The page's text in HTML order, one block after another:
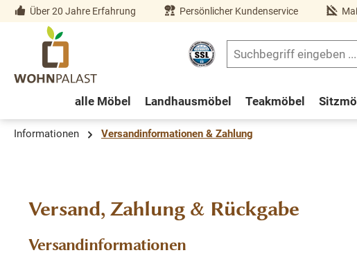
Zur Hauptnavigation springen
Über 20 Jahre Erfahrung Persönlicher Kundenservice
alle Möbel Landhausmöbel Teakmöbel
Informationen Versandinformationen & Zahlung
Versand, Zahlung & Rückgabe
Versandinformationen